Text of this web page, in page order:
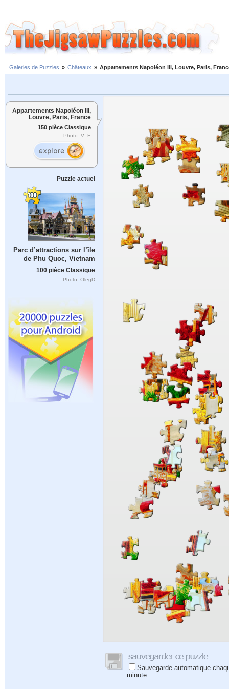
Galeries de Puzzles » Châteaux » Appartements Napoléon III, Louvre, Paris,
Appartements Napoléon III,
Louvre, Paris, France
150 pièce Classique
Photo: V_E
Puzzle actuel
Parc d’attractions sur l’île
de Phu Quoc, Vietnam
100 pièce Classique
Photo: OlegD
Sauvegarde automatique
minute